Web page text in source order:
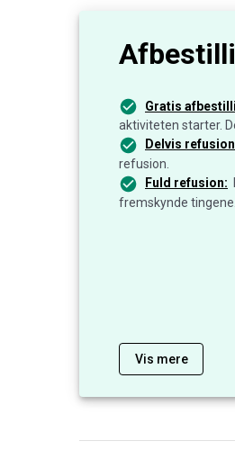
Gratis
aktiviteten starter.
Delvis
refusion.
Fuld refusion:
fremskynde
Vis mere